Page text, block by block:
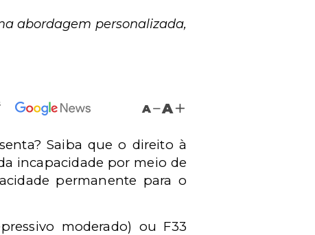
abordagem personalizada,
A A
Saiba que o direito à
incapacidade por meio de
permanente para o
moderado) ou F33